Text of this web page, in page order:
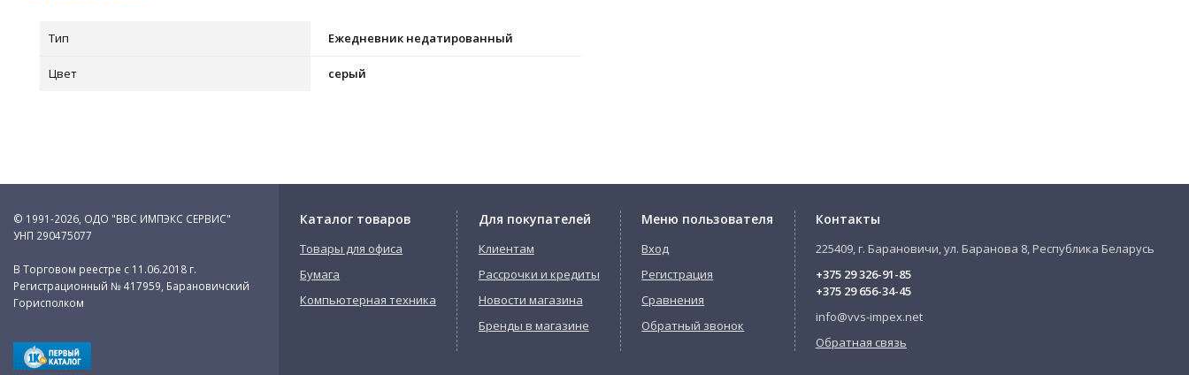
Тип Ежедневник недатированный
Цвет серый
© 1991-2026, ОДО "ВВС ИМПЭКС СЕРВИС"
УНП 290475077
В Торговом реестре с 11.06.2018 г.
Регистрационный № 417959, Барановичский
Горисполком
Каталог товаров
Товары для офиса
Бумага
Компьютерная техника
Для покупателей
Клиентам
Рассрочки и кредиты
Новости магазина
Бренды в магазине
Меню пользователя
Вход
Регистрация
Сравнения
Обратный звонок
Контакты
225409, г. Барановичи, ул. Баранова 8, Республика Беларусь
+375 29 326-91-85
+375 29 656-34-45
info@vvs-impex.net
Обратная связь